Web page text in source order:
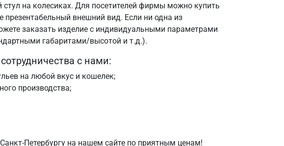
на колесиках. Для посетителей фирмы можно купить
презентабельный внешний вид. Если ни одна из
заказать изделие с индивидуальными параметрами
габаритами/высотой и т.д.).
с нами:
на любой вкус и кошелек;
производства;
Петербургу на нашем сайте по приятным ценам!